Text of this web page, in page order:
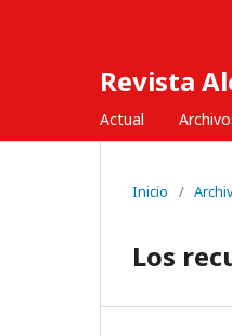
Revista
Actual
Inicio /
Los